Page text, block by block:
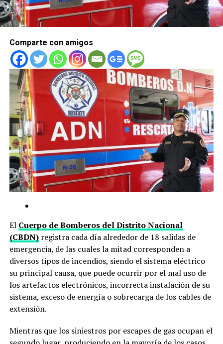
Comparte con amigos
El Cuerpo de Bomberos del Distrito Nacional
(CBDN)registra cada día alrededor de 18 salidas de
emergencia, de las cuales la mitad corresponden a
diversos tipos de incendios, siendo el sistema eléctrico
su principal causa, que puede ocurrir por el mal uso de
los artefactos electrónicos, incorrecta instalación de su
sistema, exceso de energía o sobrecarga de los cables de
extensión.
Mientras que los siniestros por escapes de gas ocupan el